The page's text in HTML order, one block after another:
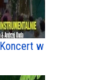
w